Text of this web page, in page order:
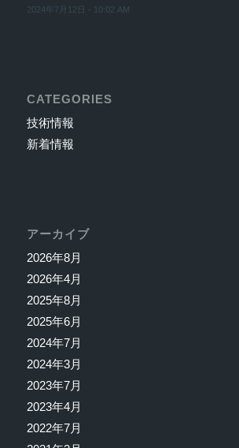
2024年7月12日 - 10:02 AM
CATEGORIES
技術情報
新着情報
アーカイブ
2026年8月
2026年4月
2025年8月
2025年6月
2024年7月
2024年3月
2023年7月
2023年4月
2022年7月